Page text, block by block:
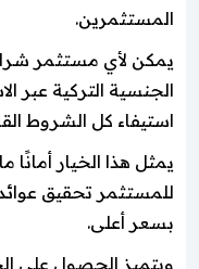
المستثمرين.
يمكن لأي مستثمر
الجنسية التركية عبر
استيفاء كل الشروط
يمثل هذا الخيار أمانًا
للمستثمر تحقيق عوائد
بسعر أعلى.
ويتميز الحصول على